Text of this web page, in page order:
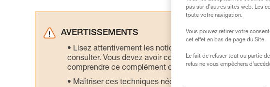
AVERTISSEMENTS
Lisez attentivement les notices techniques des produits
consulter. Vous devez avoir compris les informations de
comprendre ce complément d’informations.
Maîtriser ces techniques nécessite une formation et un
pas sur d’autres sites web. Les
toute votre navigation.
Vous pouvez retirer votre
cet effet en bas de page du Site.
Le fait de refuser tout ou partie
refus ne vous empêchera